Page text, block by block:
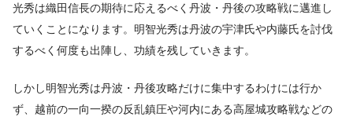
光秀は織田信長の期待に応えるべく丹波・丹後の攻略戦に邁進し
ていくことになります。明智光秀は丹波の宇津氏や内藤氏を討伐
するべく何度も出陣し、功績を残していきます。
しかし明智光秀は丹波・丹後攻略だけに集中するわけには行か
ず、越前の一向一揆の反乱鎮圧や河内にある高屋城攻略戦などの